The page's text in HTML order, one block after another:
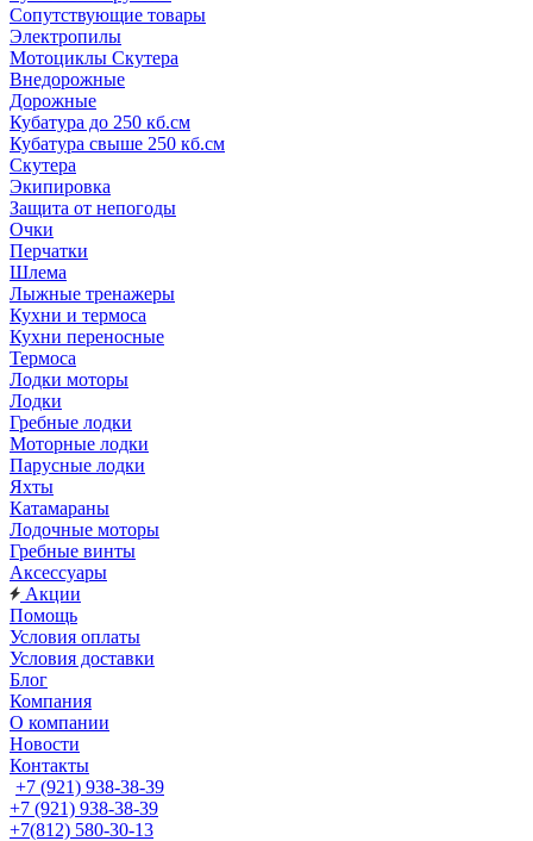
Сопутствующие товары
Электропилы
Мотоциклы Скутера
Внедорожные
Дорожные
Кубатура до 250 кб.см
Кубатура свыше 250 кб.см
Скутера
Экипировка
Защита от непогоды
Очки
Перчатки
Шлема
Лыжные тренажеры
Кухни и термоса
Кухни переносные
Термоса
Лодки моторы
Лодки
Гребные лодки
Моторные лодки
Парусные лодки
Яхты
Катамараны
Лодочные моторы
Гребные винты
Аксессуары
Акции
Помощь
Условия оплаты
Условия доставки
Блог
Компания
О компании
Новости
Контакты
+7 (921) 938-38-39
+7 (921) 938-38-39
+7(812) 580-30-13